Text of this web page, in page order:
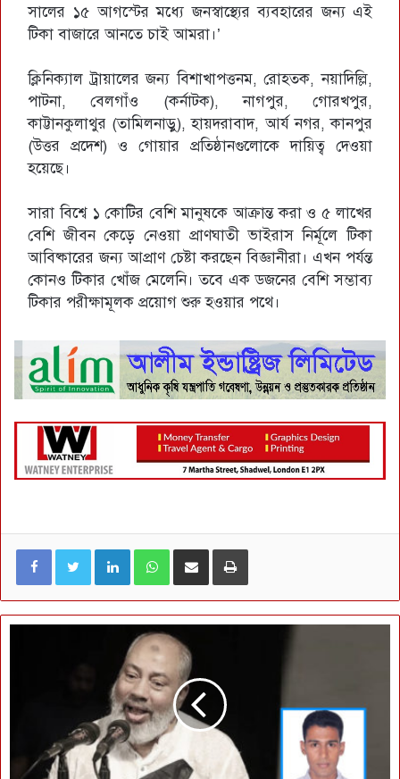
সালের ১৫ আগস্টের মধ্যে জনস্বাস্থ্যের ব্যবহারের জন্য এই
টিকা বাজারে আনতে চাই আমরা।’
ক্লিনিক্যাল ট্রায়ালের জন্য বিশাখাপত্তনম, রোহতক, নয়াদিল্লি,
পাটনা, বেলগাঁও (কর্নাটক), নাগপুর, গোরখপুর,
কাট্টানকুলাথুর (তামিলনাড়ু), হায়দরাবাদ, আর্য নগর, কানপুর
(উত্তর প্রদেশ) ও গোয়ার প্রতিষ্ঠানগুলোকে দায়িত্ব দেওয়া
হয়েছে।
সারা বিশ্বে ১ কোটির বেশি মানুষকে আক্রান্ত করা ও ৫ লাখের
বেশি জীবন কেড়ে নেওয়া প্রাণঘাতী ভাইরাস নির্মূলে টিকা
আবিষ্কারের জন্য আপ্রাণ চেষ্টা করছেন বিজ্ঞানীরা। এখন পর্যন্ত
কোনও টিকার খোঁজ মেলেনি। তবে এক ডজনের বেশি সম্ভাব্য
টিকার পরীক্ষামূলক প্রয়োগ শুরু হওয়ার পথে।
LinkedIn WhatsApp ই-মেইলে শেয়ার করুন